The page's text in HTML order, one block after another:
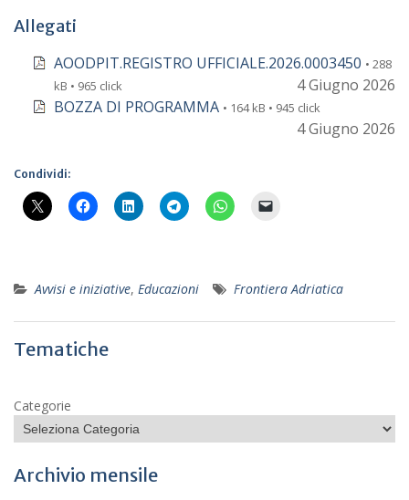
Allegati
AOODPIT.REGISTRO UFFICIALE.2026.0003450 • 288
kB • 965 click
4 Giugno 2026
BOZZA DI PROGRAMMA • 164 kB • 945 click
4 Giugno 2026
Condividi:
Avvisi e iniziative, Educazioni Frontiera Adriatica
Tematiche
Categorie
Archivio mensile